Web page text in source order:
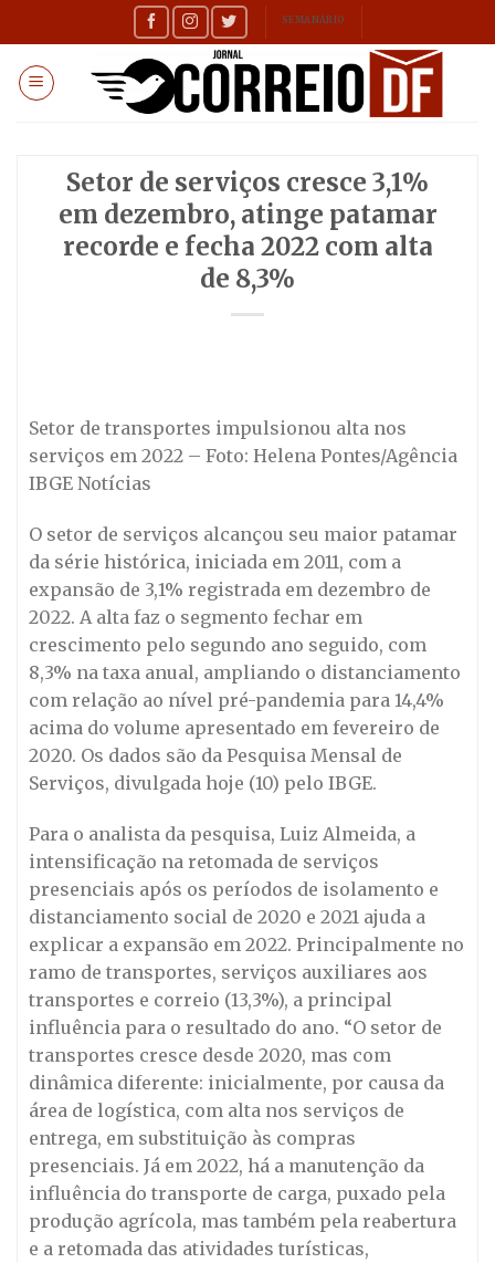
to
content
SEMANÁRIO
Setor de serviços cresce 3,1%
em dezembro, atinge patamar
recorde e fecha 2022 com alta
de 8,3%
Setor de transportes impulsionou alta nos
serviços em 2022 – Foto: Helena Pontes/Agência
IBGE Notícias
O setor de serviços alcançou seu maior patamar
da série histórica, iniciada em 2011, com a
expansão de 3,1% registrada em dezembro de
2022. A alta faz o segmento fechar em
crescimento pelo segundo ano seguido, com
8,3% na taxa anual, ampliando o distanciamento
com relação ao nível pré-pandemia para 14,4%
acima do volume apresentado em fevereiro de
2020. Os dados são da Pesquisa Mensal de
Serviços, divulgada hoje (10) pelo IBGE.
Para o analista da pesquisa, Luiz Almeida, a
intensificação na retomada de serviços
presenciais após os períodos de isolamento e
distanciamento social de 2020 e 2021 ajuda a
explicar a expansão em 2022. Principalmente no
ramo de transportes, serviços auxiliares aos
transportes e correio (13,3%), a principal
influência para o resultado do ano. “O setor de
transportes cresce desde 2020, mas com
dinâmica diferente: inicialmente, por causa da
área de logística, com alta nos serviços de
entrega, em substituição às compras
presenciais. Já em 2022, há a manutenção da
influência do transporte de carga, puxado pela
produção agrícola, mas também pela reabertura
e a retomada das atividades turísticas,